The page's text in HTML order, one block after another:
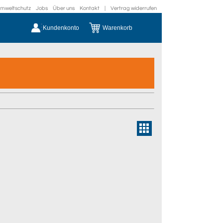
Jobs Über uns Kontakt Vertrag widerrufen
Kundenkonto Warenkorb